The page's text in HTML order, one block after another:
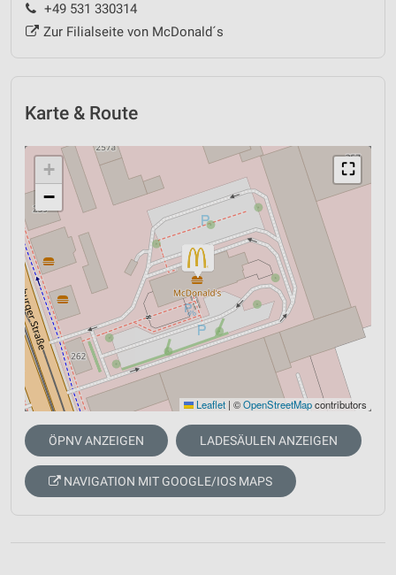
+49 531 330314
Zur Filialseite von McDonald´s
Karte & Route
⛶
+
−
Leaflet | ©OpenStreetMapcontributors
ÖPNV ANZEIGEN LADESÄULEN ANZEIGEN
NAVIGATION MIT GOOGLE/IOS MAPS